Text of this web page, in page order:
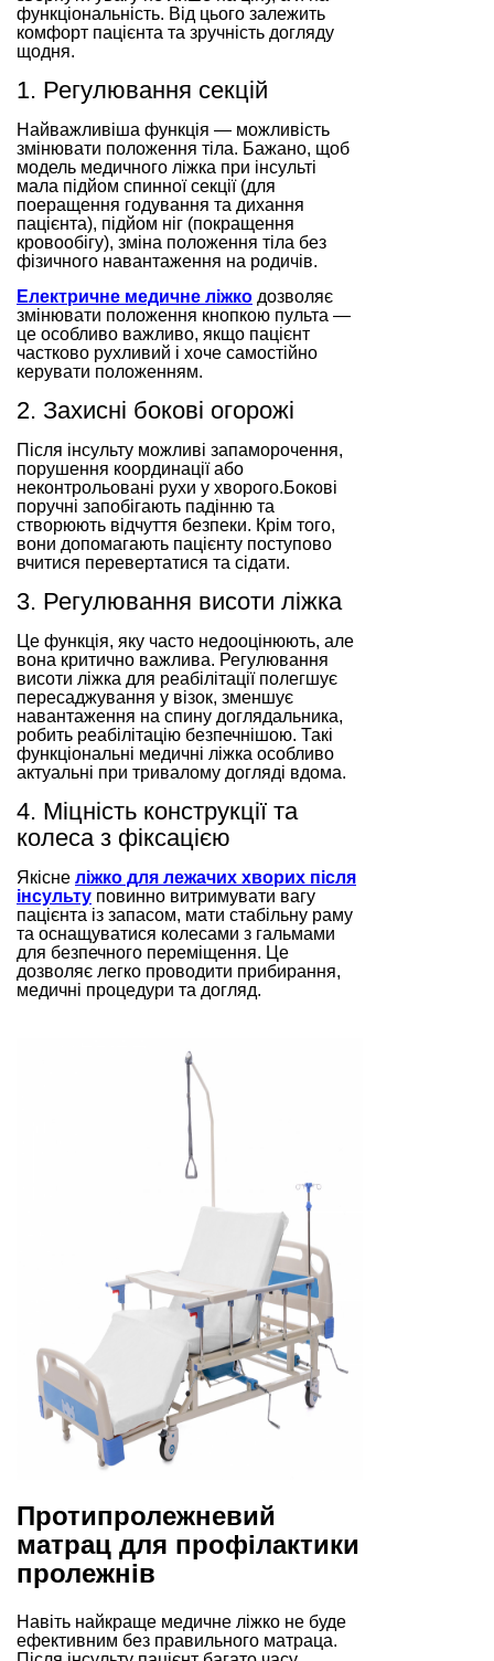
функціональність. Від цього залежить
комфорт пацієнта та зручність догляду
щодня.
1. Регулювання секцій
Найважливіша функція — можливість
змінювати положення тіла. Бажано, щоб
модель медичного ліжка при інсульті
мала підйом спинної секції (для
поеращення годування та дихання
пацієнта), підйом ніг (покращення
кровообігу), зміна положення тіла без
фізичного навантаження на родичів.
Електричне медичне ліжко дозволяє
змінювати положення кнопкою пульта —
це особливо важливо, якщо пацієнт
частково рухливий і хоче самостійно
керувати положенням.
2. Захисні бокові огорожі
Після інсульту можливі запаморочення,
порушення координації або
неконтрольовані рухи у хворого.Бокові
поручні запобігають падінню та
створюють відчуття безпеки. Крім того,
вони допомагають пацієнту поступово
вчитися перевертатися та сідати.
3. Регулювання висоти ліжка
Це функція, яку часто недооцінюють, але
вона критично важлива. Регулювання
висоти ліжка для реабілітації полегшує
пересаджування у візок, зменшує
навантаження на спину доглядальника,
робить реабілітацію безпечнішою. Такі
функціональні медичні ліжка особливо
актуальні при тривалому догляді вдома.
4. Міцність конструкції та
колеса з фіксацією
Якісне ліжко для лежачих хворих після
інсульту повинно витримувати вагу
пацієнта із запасом, мати стабільну раму
та оснащуватися колесами з гальмами
для безпечного переміщення. Це
дозволяє легко проводити прибирання,
медичні процедури та догляд.
Протипролежневий
матрац для профілактики
пролежнів
Навіть найкраще медичне ліжко не буде
ефективним без правильного матраца.